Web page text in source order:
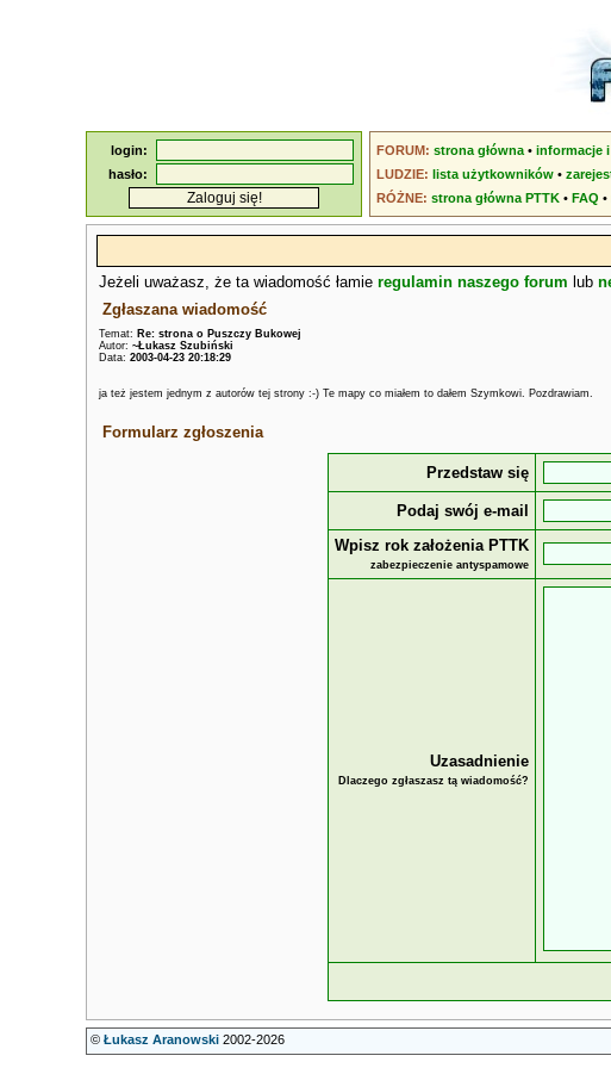
login:
hasło:
FORUM: strona główna • informacje
LUDZIE: lista użytkowników •
RÓŻNE: strona główna PTTK • FAQ •
Jeżeli uważasz, że ta wiadomość łamie regulamin naszego forum lub
Zgłaszana wiadomość
Temat: Re: strona o Puszczy Bukowej
Autor: ~Łukasz Szubiński
Data: 2003-04-23 20:18:29
ja też jestem jednym z autorów tej strony :-) Te mapy co miałem to dałem Szymkowi. Pozdrawiam.
Formularz zgłoszenia
Przedstaw się
Podaj swój e-mail
Wpisz rok założenia PTTK
zabezpieczenie antyspamowe
Uzasadnienie
Dlaczego zgłaszasz tą wiadomość?
© Łukasz Aranowski 2002-2026